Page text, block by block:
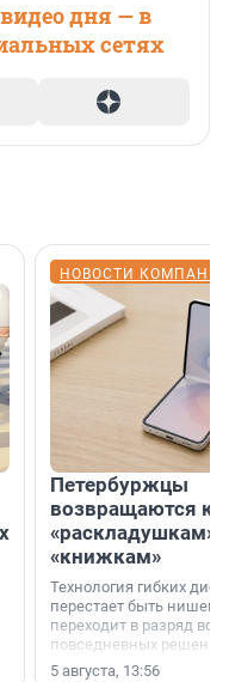
дня — в
сетях
НОВОСТИ
Петербуржцы
возвращаются к
«раскладушкам»
«книжкам»
Технология гибких
перестает быть
переходит в разряд
повседневных
5 августа, 13:56